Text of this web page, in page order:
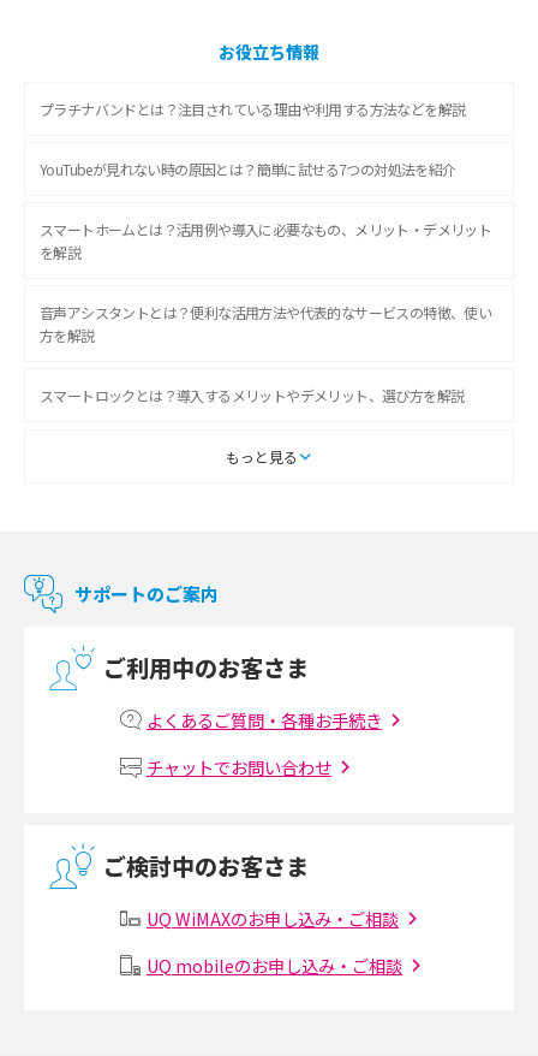
お役立ち情報
プラチナバンドとは？注目されている理由や利用する方法などを解説
YouTubeが見れない時の原因とは？簡単に試せる7つの対処法を紹介
スマートホームとは？活用例や導入に必要なもの、メリット・デメリット
を解説
音声アシスタントとは？便利な活用方法や代表的なサービスの特徴、使い
方を解説
スマートロックとは？導入するメリットやデメリット、選び方を解説
スマートテレビとは？特徴や選び方、使い方をわかりやすく解説
マンションで使えるWi-Fiは？種類ごとの特徴や選び方を紹介
マンションで光回線の利用を始める手順は？設備状況の確認方法も解説
Wi-Fiルーターの設定方法をわかりやすく解説！事前に準備すべきものも紹
無線LANとは？メリット・デメリットや接続方法を解説
メッシュWi-Fiとは？仕組みやメリット・デメリット、中継機との違いを解
もっと見る
サポートのご案内
ご利用中のお客さま
よくあるご質問・各種お手続き
チャットでお問い合わせ
ご検討中のお客さま
UQ WiMAXのお申し込み・ご相談
UQ mobileのお申し込み・ご相談